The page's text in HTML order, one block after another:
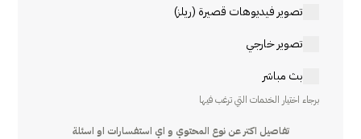
تصوير فيديوهات قصيرة (ريلز)
تصوير خارجي
بث مباشر
برجاء اختيار الخدمات التي ترغب فيها
تفاصيل اكتر عن نوع المحتوي و اي استفسارات او اسئلة